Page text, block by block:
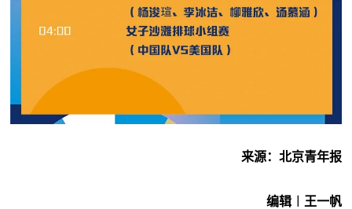
来源：北京青年报
编辑︱王一帆